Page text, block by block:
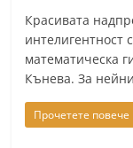
Красивата
интелигентност
математическа
Кънева. За
Прочетете повече